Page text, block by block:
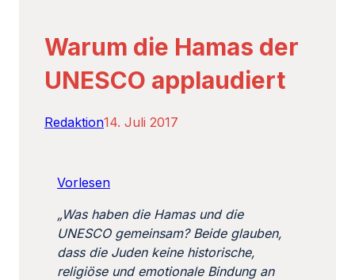
Warum die Hamas der
UNESCO applaudiert
Redaktion14. Juli 2017
Vorlesen
„Was haben die Hamas und die
UNESCO gemeinsam? Beide glauben,
dass die Juden keine historische,
religiöse und emotionale Bindung an